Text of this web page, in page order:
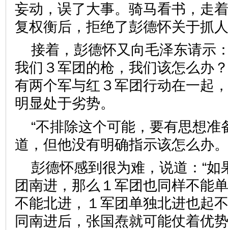
妄动，误了大事。骑马看书，走
复权衡后，拒绝了彭德怀关于抓
接着，彭德怀又向毛泽东请示
我们３军团的枪，我们该怎么办
有两个军与红３军团行动在一起
明显处于劣势。
“不排除这个可能，要有思想准
道，但他没有明确指示该怎么办。
彭德怀感到很为难，说道：“如
团南进，那么１军团也同样不能
不能北进，１军团单独北进也起
同南进后，张国焘就可能仗着优